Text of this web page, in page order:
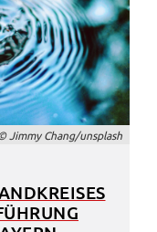
Jimmy Chang/unsplash